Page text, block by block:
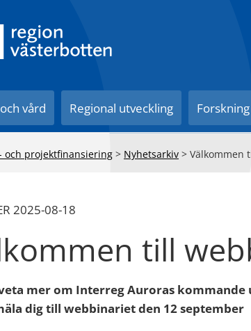
vård Regional utveckling
och projektfinansiering > Nyhetsarkiv > Välkommen
2025-08-18
till
mer om Interreg Auroras kommande
dig till webbinariet den 12 september